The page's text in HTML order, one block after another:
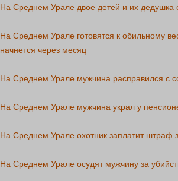
На Среднем Урале двое детей и их дедушка
На Среднем Урале готовятся к обильному
начнется через месяц
На Среднем Урале мужчина расправился с
На Среднем Урале мужчина украл у
На Среднем Урале охотник заплатит штраф
На Среднем Урале осудят мужчину за